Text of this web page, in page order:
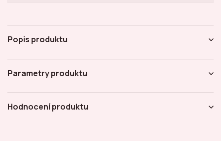
Popis produktu
Parametry produktu
Hodnocení produktu